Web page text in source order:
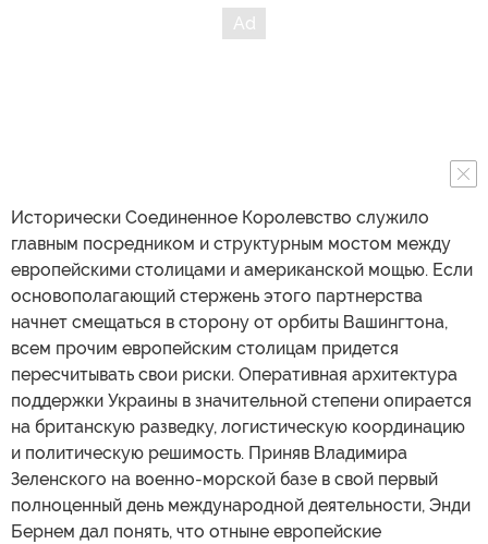
Исторически Соединенное Королевство служило
главным посредником и структурным мостом между
европейскими столицами и американской мощью. Если
основополагающий стержень этого партнерства
начнет смещаться в сторону от орбиты Вашингтона,
всем прочим европейским столицам придется
пересчитывать свои риски. Оперативная архитектура
поддержки Украины в значительной степени опирается
на британскую разведку, логистическую координацию
и политическую решимость. Приняв Владимира
Зеленского на военно-морской базе в свой первый
полноценный день международной деятельности, Энди
Бернем дал понять, что отныне европейские